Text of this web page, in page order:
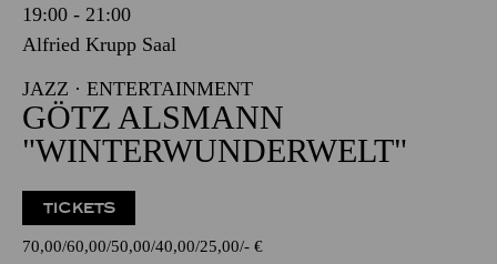
19:00 - 21:00
Alfried Krupp Saal
JAZZ · ENTERTAINMENT
GÖTZ ALSMANN
"WINTERWUNDERWELT"
TICKETS
70,00 60,00 50,00 40,00 25,00 - €